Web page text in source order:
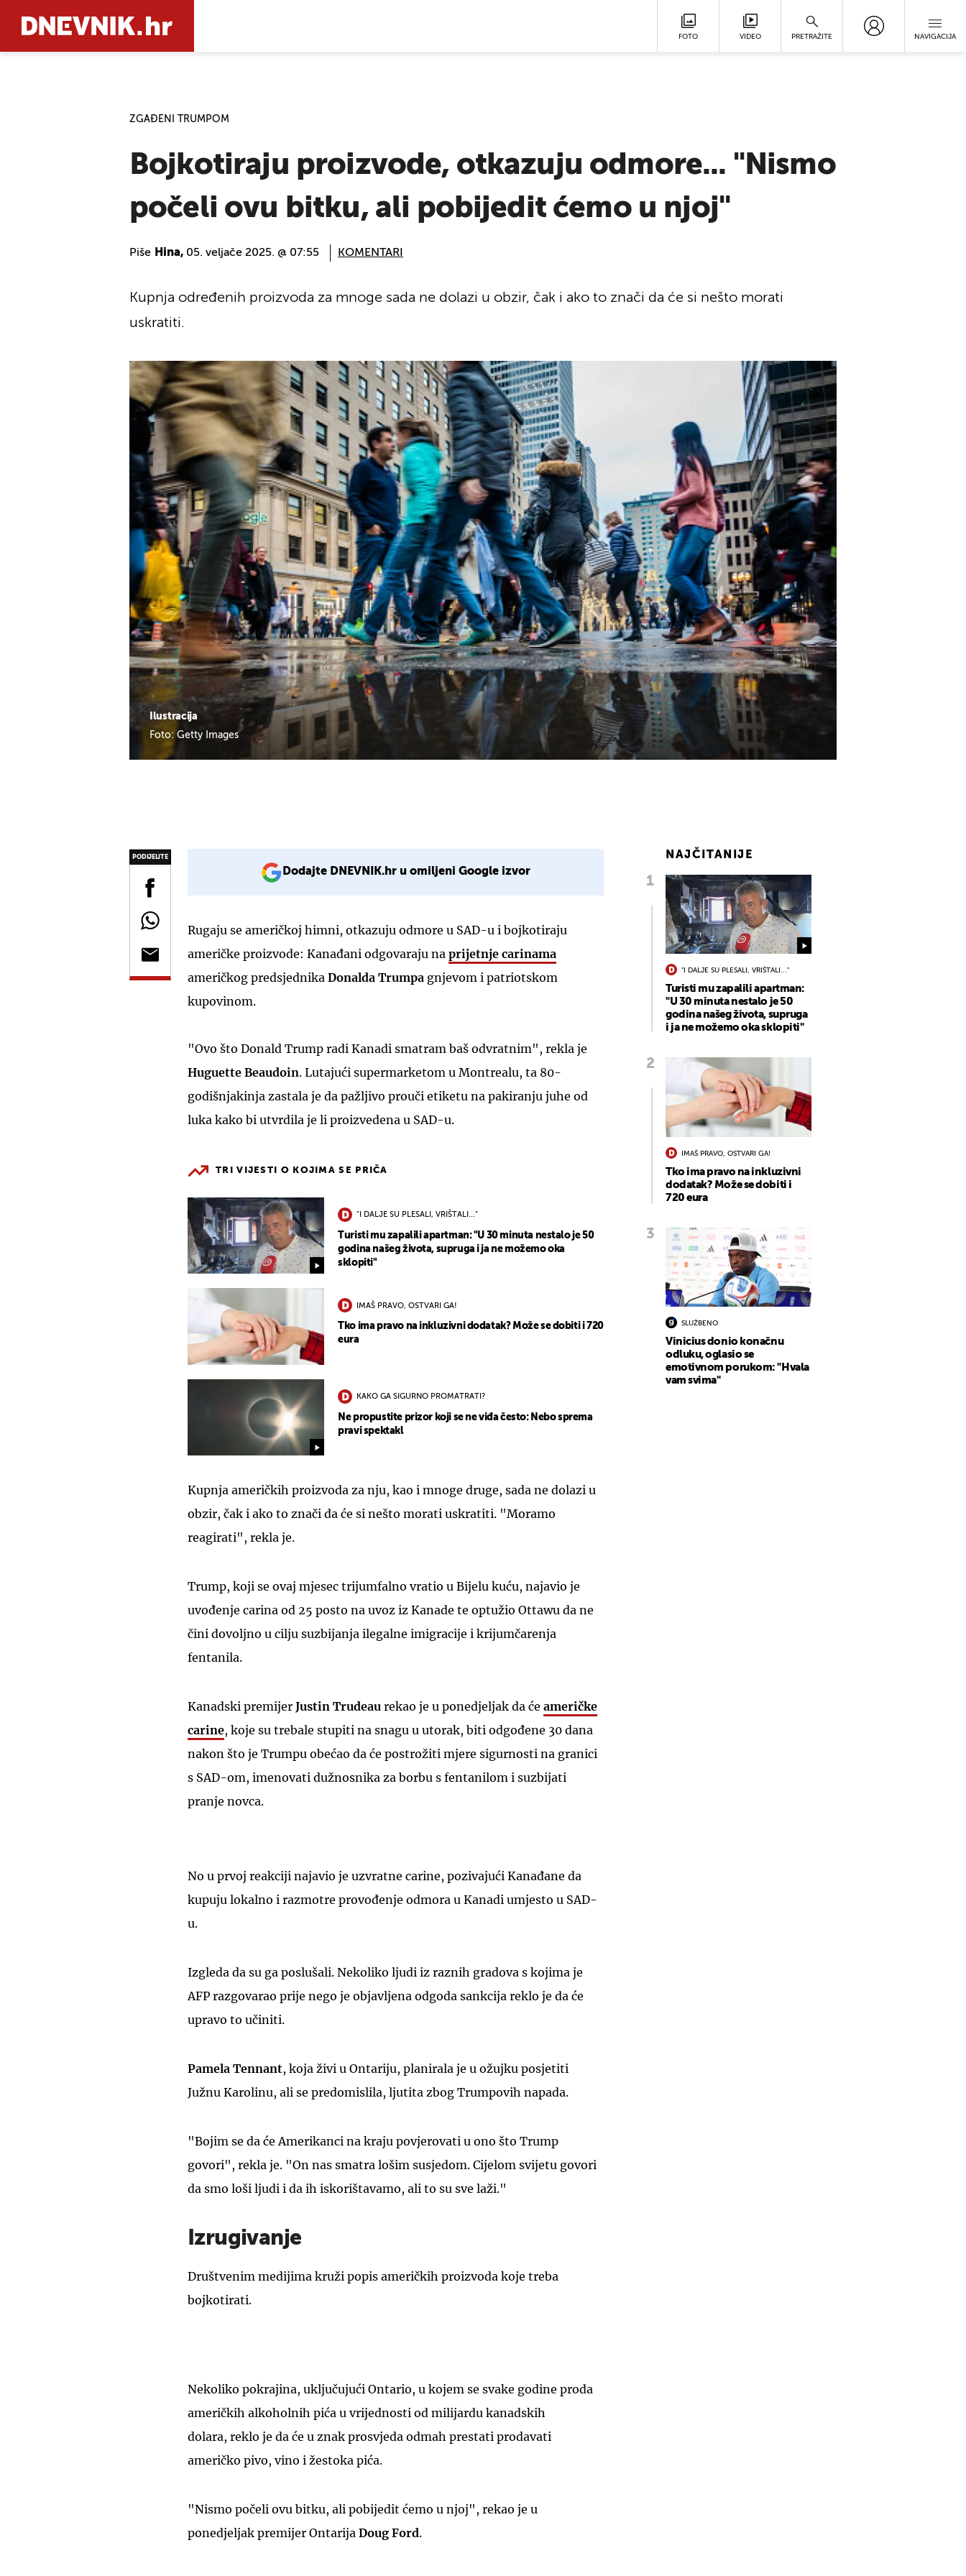
FOTO VIDEO PRETRAŽITE NAVIGACIJA
ZGAĐENI TRUMPOM
Bojkotiraju proizvode, otkazuju odmore... "Nismo
počeli ovu bitku, ali pobijedit ćemo u njoj"
Piše Hina, 05. veljače 2025. @ 07:55 KOMENTARI
Ilustracija
Foto: Getty Images
Kupnja određenih proizvoda za mnoge sada ne dolazi u obzir, čak i ako to znači da će si nešto morati
uskratiti.
PODIJELITE
Dodajte DNEVNIK.hr u omiljeni Google izvor
Rugaju se američkoj himni, otkazuju odmore u SAD-u i bojkotiraju
američke proizvode: Kanađani odgovaraju na prijetnje carinama
američkog predsjednika Donalda Trumpa gnjevom i patriotskom
kupovinom.
"Ovo što Donald Trump radi Kanadi smatram baš odvratnim", rekla je
Huguette Beaudoin. Lutajući supermarketom u Montrealu, ta 80-
godišnjakinja zastala je da pažljivo prouči etiketu na pakiranju juhe od
luka kako bi utvrdila je li proizvedena u SAD-u.
TRI VIJESTI O KOJIMA SE PRIČA
"I DALJE SU PLESALI, VRIŠTALI..."
Turisti mu zapalili apartman: "U 30 minuta nestalo je 50
godina našeg života, supruga i ja ne možemo oka
sklopiti"
IMAŠ PRAVO, OSTVARI GA!
Tko ima pravo na inkluzivni dodatak? Može se dobiti i 720
eura
KAKO GA SIGURNO PROMATRATI?
Ne propustite prizor koji se ne viđa često: Nebo sprema
pravi spektakl
Kupnja američkih proizvoda za nju, kao i mnoge druge, sada ne dolazi u
obzir, čak i ako to znači da će si nešto morati uskratiti. "Moramo
reagirati", rekla je.
Trump, koji se ovaj mjesec trijumfalno vratio u Bijelu kuću, najavio je
uvođenje carina od 25 posto na uvoz iz Kanade te optužio Ottawu da ne
čini dovoljno u cilju suzbijanja ilegalne imigracije i krijumčarenja
fentanila.
Kanadski premijer Justin Trudeau rekao je u ponedjeljak da će američke
carine, koje su trebale stupiti na snagu u utorak, biti odgođene 30 dana
nakon što je Trumpu obećao da će postrožiti mjere sigurnosti na granici
s SAD-om, imenovati dužnosnika za borbu s fentanilom i suzbijati
pranje novca.
No u prvoj reakciji najavio je uzvratne carine, pozivajući Kanađane da
kupuju lokalno i razmotre provođenje odmora u Kanadi umjesto u SAD-
u.
Izgleda da su ga poslušali. Nekoliko ljudi iz raznih gradova s kojima je
AFP razgovarao prije nego je objavljena odgoda sankcija reklo je da će
upravo to učiniti.
Pamela Tennant, koja živi u Ontariju, planirala je u ožujku posjetiti
Južnu Karolinu, ali se predomislila, ljutita zbog Trumpovih napada.
"Bojim se da će Amerikanci na kraju povjerovati u ono što Trump
govori", rekla je. "On nas smatra lošim susjedom. Cijelom svijetu govori
da smo loši ljudi i da ih iskorištavamo, ali to su sve laži."
Izrugivanje
Društvenim medijima kruži popis američkih proizvoda koje treba
bojkotirati.
Nekoliko pokrajina, uključujući Ontario, u kojem se svake godine proda
američkih alkoholnih pića u vrijednosti od milijardu kanadskih
dolara, reklo je da će u znak prosvjeda odmah prestati prodavati
američko pivo, vino i žestoka pića.
"Nismo počeli ovu bitku, ali pobijedit ćemo u njoj", rekao je u
ponedjeljak premijer Ontarija Doug Ford.
NAJČITANIJE
"I DALJE SU PLESALI, VRIŠTALI..."
Turisti mu zapalili apartman:
"U 30 minuta nestalo je 50
godina našeg života, supruga
i ja ne možemo oka sklopiti"
IMAŠ PRAVO, OSTVARI GA!
Tko ima pravo na inkluzivni
dodatak? Može se dobiti i
720 eura
SLUŽBENO
Vinicius donio konačnu
odluku, oglasio se
emotivnom porukom: "Hvala
vam svima"
UKLJUČITE NOTIFIKACIJE